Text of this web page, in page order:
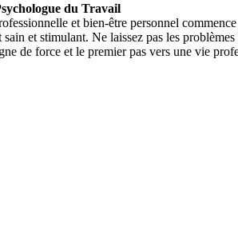
du Travail
et bien-être personnel
et stimulant. Ne laissez pas les
de force et le premier pas vers une vie